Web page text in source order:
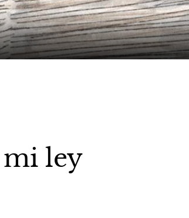
ley